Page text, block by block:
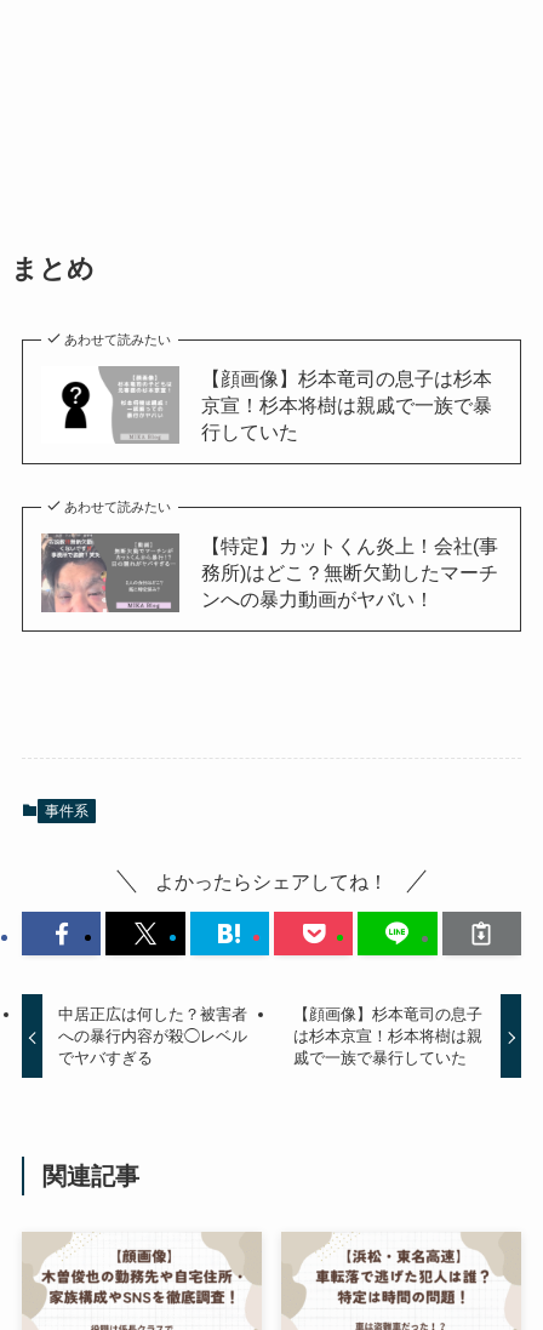
まとめ
あわせて読みたい
【顔画像】杉本竜司の息子は杉本
京宣！杉本将樹は親戚で一族で暴
行していた
あわせて読みたい
【特定】カットくん炎上！会社(事
務所)はどこ？無断欠勤したマーチ
ンへの暴力動画がヤバい！
事件系
よかったらシェアしてね！
中居正広は何した？被害者
への暴行内容が殺◯レベル
でヤバすぎる
【顔画像】杉本竜司の息子
は杉本京宣！杉本将樹は親
戚で一族で暴行していた
関連記事